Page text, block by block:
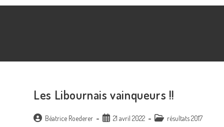
Les Libournais vainqueurs !!
Auteur/autrice
Béatrice Roederer
Publication
21 avril 2022
Post résultats 2017